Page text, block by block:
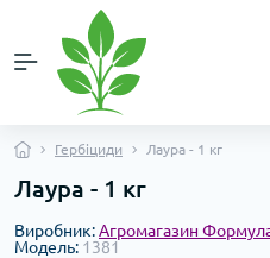
Гербіциди Лаура - 1 кг
Лаура - 1 кг
Виробник:Агромагазин
Модель: 1381